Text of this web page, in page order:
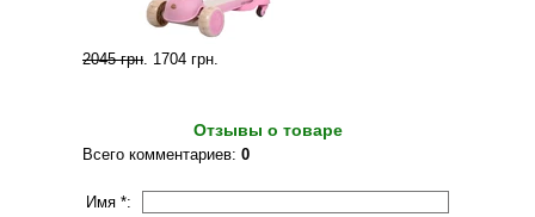
2045 грн. 1704 грн.
Отзывы о товаре
Всего комментариев: 0
Имя *: